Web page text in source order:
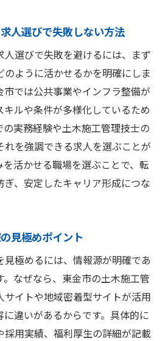
人選びで失敗しない方法
選びで失敗を避けるには、まず
のように活かせるかを明確にしま
市では公共事業やインフラ整備が
ルや条件が多様化しているため
実務経験や土木施工管理技士の
れを強調できる求人を選ぶことが
活かせる職場を選ぶことで、転
、安定したキャリア形成につな
見極めポイント
極めるには、情報源が明確であ
。なぜなら、東金市の土木施工管
イトや地域密着型サイトが活用
違いがあるからです。具体的に
採用実績、福利厚生の詳細が記載